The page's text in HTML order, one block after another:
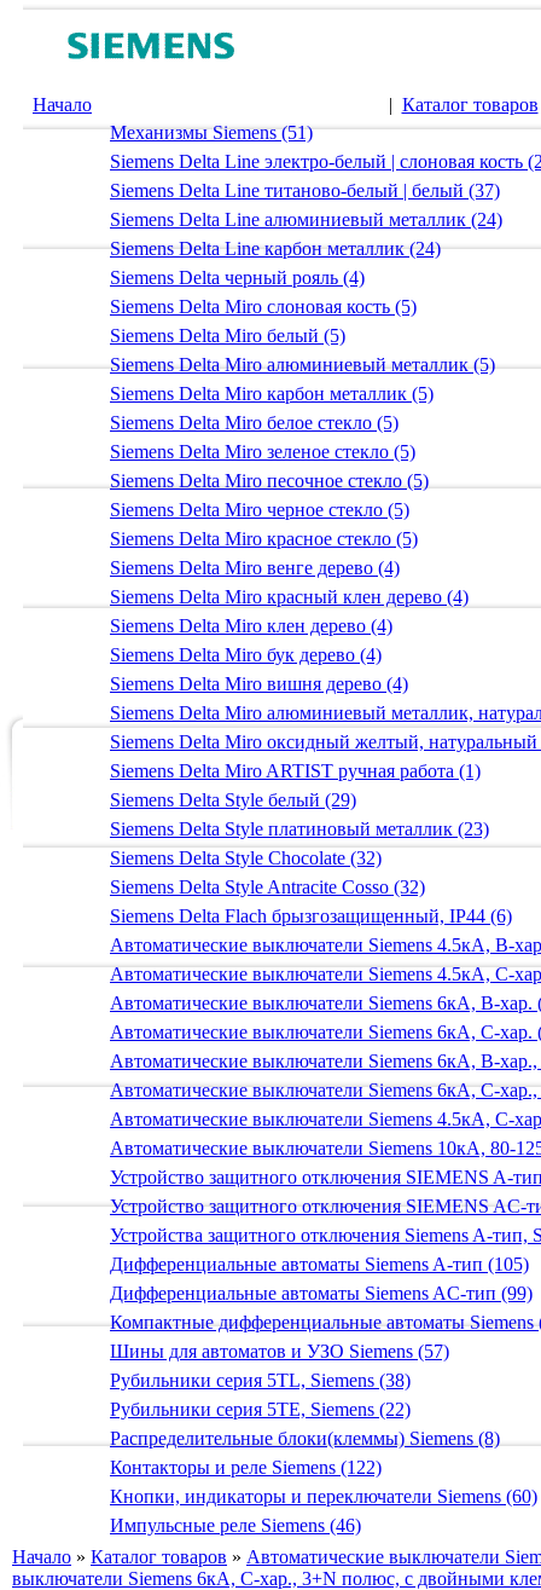
Начало | Каталог товаров
Механизмы Siemens (51)
Siemens Delta Line электро-белый | слоновая кость
Siemens Delta Line титаново-белый | белый (37)
Siemens Delta Line алюминиевый металлик (24)
Siemens Delta Line карбон металлик (24)
Siemens Delta черный рояль (4)
Siemens Delta Miro слоновая кость (5)
Siemens Delta Miro белый (5)
Siemens Delta Miro алюминиевый металлик (5)
Siemens Delta Miro карбон металлик (5)
Siemens Delta Miro белое стекло (5)
Siemens Delta Miro зеленое стекло (5)
Siemens Delta Miro песочное стекло (5)
Siemens Delta Miro черное стекло (5)
Siemens Delta Miro красное стекло (5)
Siemens Delta Miro венге дерево (4)
Siemens Delta Miro красный клен дерево (4)
Siemens Delta Miro клен дерево (4)
Siemens Delta Miro бук дерево (4)
Siemens Delta Miro вишня дерево (4)
Siemens Delta Miro алюминиевый металлик,
Siemens Delta Miro оксидный желтый,
Siemens Delta Miro ARTIST ручная работа (1)
Siemens Delta Style белый (29)
Siemens Delta Style платиновый металлик (23)
Siemens Delta Style Chocolate (32)
Siemens Delta Style Antracite Cosso (32)
Siemens Delta Flach брызгозащищенный, IP44 (6)
Автоматические выключатели Siemens 4.5кА, B-
Автоматические выключатели Siemens 4.5кА, C-
Автоматические выключатели Siemens 6кА, B-хар.
Автоматические выключатели Siemens 6кА, С-хар.
Автоматические выключатели Siemens 6кА, B-
Автоматические выключатели Siemens 6кА, C-
Автоматические выключатели Siemens 4.5кА, C-
Автоматические выключатели Siemens 10кА, 80-
Устройство защитного отключения SIEMENS A-
Устройство защитного отключения SIEMENS AС-
Устройства защитного отключения Siemens A-тип,
Дифференциальные автоматы Siemens A-тип (105)
Дифференциальные автоматы Siemens AС-тип (99)
Компактные дифференциальные автоматы Siemens
Шины для автоматов и УЗО Siemens (57)
Рубильники серия 5TL, Siemens (38)
Рубильники серия 5TE, Siemens (22)
Распределительные блоки(клеммы) Siemens (8)
Контакторы и реле Siemens (122)
Кнопки, индикаторы и переключатели Siemens (60)
Импульсные реле Siemens (46)
Начало » Каталог товаров » Автоматические выключатели
выключатели Siemens 6кА, C-хар., 3+N полюс, с двойными